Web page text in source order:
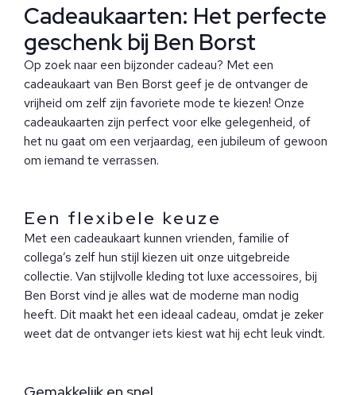
Cadeaukaarten: Het perfecte
geschenk bij Ben Borst
Op zoek naar een bijzonder cadeau? Met een
cadeaukaart van Ben Borst geef je de ontvanger de
vrijheid om zelf zijn favoriete mode te kiezen! Onze
cadeaukaarten zijn perfect voor elke gelegenheid, of
het nu gaat om een verjaardag, een jubileum of gewoon
om iemand te verrassen.
Een flexibele keuze
Met een cadeaukaart kunnen vrienden, familie of
collega’s zelf hun stijl kiezen uit onze uitgebreide
collectie. Van stijlvolle kleding tot luxe accessoires, bij
Ben Borst vind je alles wat de moderne man nodig
heeft. Dit maakt het een ideaal cadeau, omdat je zeker
weet dat de ontvanger iets kiest wat hij echt leuk vindt.